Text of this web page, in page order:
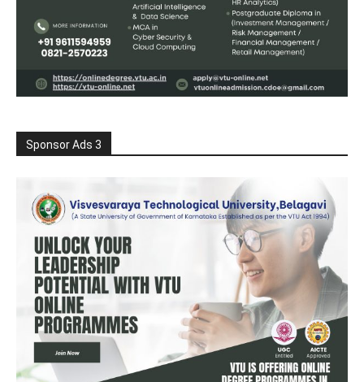
Sponsor Ads 3